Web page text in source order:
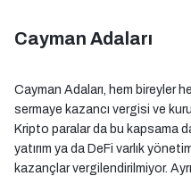
Cayman Adaları
Cayman Adaları, hem bireyler
sermaye kazancı vergisi ve
Kripto paralar da bu kapsama
yatırım ya da DeFi varlık
kazançlar vergilendirilmiyor.